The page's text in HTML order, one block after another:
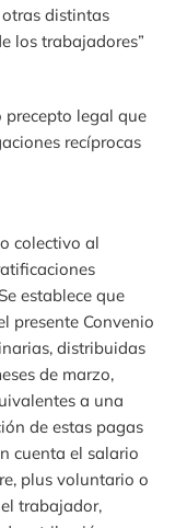
distintas
los trabajadores”
precepto legal que
recíprocas
colectivo al
establece que
presente Convenio
distribuidas
de marzo,
a una
de estas pagas
cuenta el salario
plus voluntario o
trabajador,